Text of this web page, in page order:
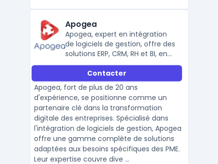
Apogea
Apogea, expert en intégration
de logiciels de gestion, offre des
solutions ERP, CRM, RH et BI, en
partenariat avec Sage, Cegid et
Microsoft.Contacter
Apogea, fort de plus de 20 ans
d'expérience, se positionne comme un
partenaire clé dans la transformation
digitale des entreprises. Spécialisé dans
l'intégration de logiciels de gestion, Apogea
offre une gamme complète de solutions
adaptées aux besoins spécifiques des PME.
Leur expertise couvre dive ...